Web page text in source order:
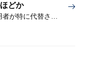
どか
直近で4％、AI活用が広がれば11％の雇用者が特に代替されやすい